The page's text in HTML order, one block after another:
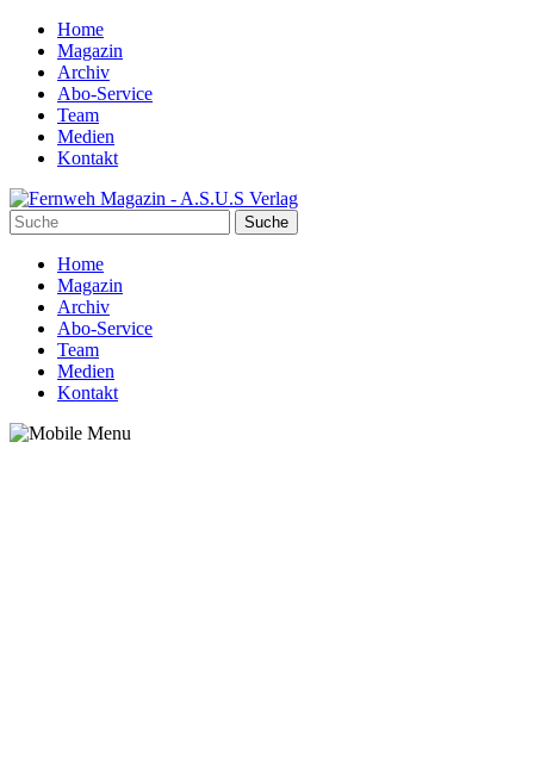
Home
Magazin
Archiv
Abo-Service
Team
Medien
Kontakt
Home
Magazin
Archiv
Abo-Service
Team
Medien
Kontakt